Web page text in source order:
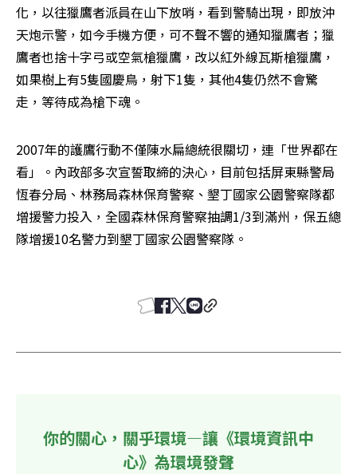
化，以往獵鷹者派員在山下放哨，看到警騎出現，即放沖
天炮示警，如今手機方便，可不聲不響的通知獵鷹者；獵
鷹者也捨十字弓或空氣槍獵鷹，改以紅外線瓦斯槍獵鷹，
如果樹上有5隻國慶鳥，射下1隻，其他4隻仍然不會驚
走，等待成為槍下魂。
2007年的護鷹行動不僅陳水扁總統很關切，連「世界都在
看」。內政部多次宣誓取締的決心，目前包括屏東縣警局
恆春分局、林務局森林保育警察、墾丁國家公園警察隊都
增援警力投入，全國森林保育警察抽調1/3到滿州，保五總
隊增援10名警力到墾丁國家公園警察隊。
你的關心，關乎環境—讓《環境資訊中
心》為環境發聲